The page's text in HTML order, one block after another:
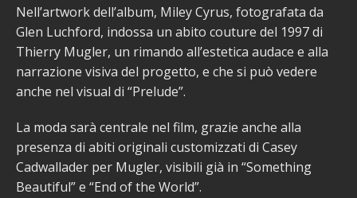
Nell’artwork dell’album, Miley Cyrus, fotografata da
Glen Luchford, indossa un abito couture del 1997 di
Thierry Mugler, un rimando all’estetica audace e alla
narrazione visiva del progetto, e che si può vedere
anche nel visual di “Prelude”.
La moda sarà centrale nel film, grazie anche alla
presenza di abiti originali customizzati di Casey
Cadwallader per Mugler, visibili già in “Something
Beautiful” e “End of the World”.